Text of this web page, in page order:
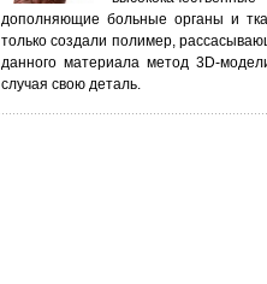
дополняющие больные органы и
только создали полимер,
данного материала метод 3D-
случая свою деталь.